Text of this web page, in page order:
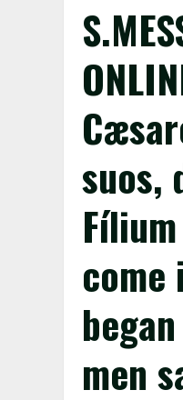
suos,
men